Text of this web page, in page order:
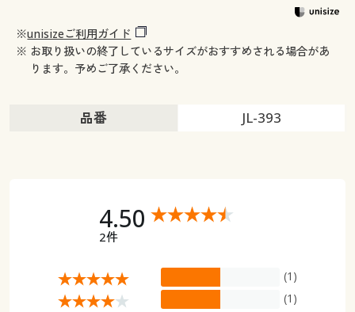
※unisizeご利用ガイド
※ お取り扱いの終了しているサイズがおすすめされる場合があ
ります。予めご了承ください。
品番 JL-393
4.50
2件
(1)
(1)